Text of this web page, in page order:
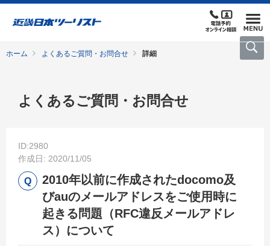
ホーム よくあるご質問・お問合せ 詳細
よくあるご質問・お問合せ
ID:2980
作成日: 2020/11/05
2010年以前に作成されたdocomo及
びauのメールアドレスをご使用時に
起きる問題（RFC違反メールアドレ
ス）について